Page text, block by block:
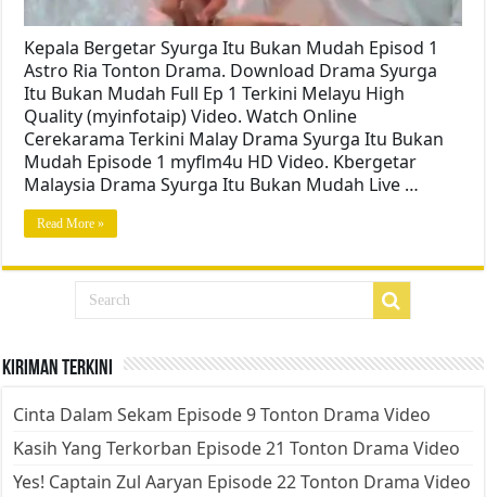
Kepala Bergetar Syurga Itu Bukan Mudah Episod 1
Astro Ria Tonton Drama. Download Drama Syurga
Itu Bukan Mudah Full Ep 1 Terkini Melayu High
Quality (myinfotaip) Video. Watch Online
Cerekarama Terkini Malay Drama Syurga Itu Bukan
Mudah Episode 1 myflm4u HD Video. Kbergetar
Malaysia Drama Syurga Itu Bukan Mudah Live …
Read More »
Kiriman Terkini
Cinta Dalam Sekam Episode 9 Tonton Drama Video
Kasih Yang Terkorban Episode 21 Tonton Drama Video
Yes! Captain Zul Aaryan Episode 22 Tonton Drama Video